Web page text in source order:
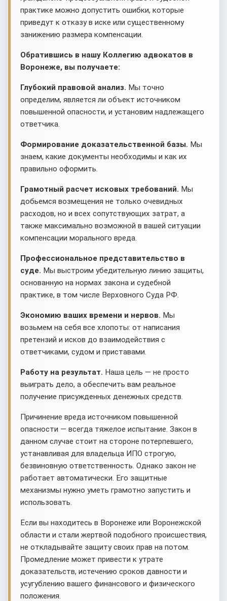
практике можно допустить ошибки, которые
приведут к отказу в иске или существенному
занижению размера компенсации.
Обратившись в нашу Коллегию адвокатов в
Воронеже, вы получаете:
Глубокий правовой анализ. Мы точно
определим, является ли объект источником
повышенной опасности, и установим надлежащего
ответчика.
Формирование доказательственной базы. Мы
знаем, какие документы необходимы и как их
правильно оформить.
Грамотный расчет исковых требований. Мы
добьемся возмещения не только очевидных
расходов, но и всех сопутствующих затрат, а
также максимально возможной в вашей ситуации
компенсации морального вреда.
Профессиональное представительство в
суде. Мы выстроим убедительную линию защиты,
основанную на нормах закона и судебной
практике, в том числе Верховного Суда РФ.
Экономию ваших времени и нервов. Мы
возьмем на себя все хлопоты: от написания
претензий и исков до взаимодействия с
ответчиками, судом и приставами.
Работу на результат. Наша цель — не просто
выиграть дело, а обеспечить вам реальное
получение присужденных денежных средств.
Причинение вреда источником повышенной
опасности — всегда тяжелое испытание. Закон в
данном случае стоит на стороне потерпевшего,
устанавливая для владельца ИПО строгую,
безвиновную ответственность. Однако закон не
работает автоматически. Его защитные
механизмы нужно уметь грамотно запустить и
использовать.
Если вы находитесь в Воронеже или Воронежской
области и стали жертвой подобного происшествия,
не откладывайте защиту своих прав на потом.
Промедление может привести к утрате
доказательств, истечению сроков давности и
усугублению вашего финансового и физического
положения.